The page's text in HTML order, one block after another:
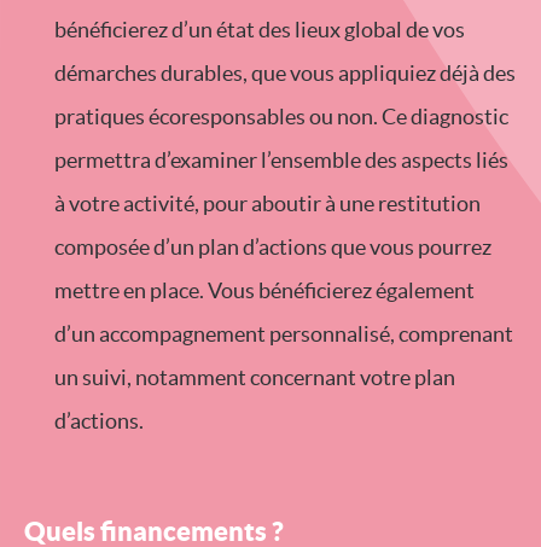
bénéficierez d’un état des lieux global de vos
démarches durables, que vous appliquiez déjà des
pratiques écoresponsables ou non. Ce diagnostic
permettra d’examiner l’ensemble des aspects liés
à votre activité, pour aboutir à une restitution
composée d’un plan d’actions que vous pourrez
mettre en place. Vous bénéficierez également
d’un accompagnement personnalisé, comprenant
un suivi, notamment concernant votre plan
d’actions.
Quels financements ?